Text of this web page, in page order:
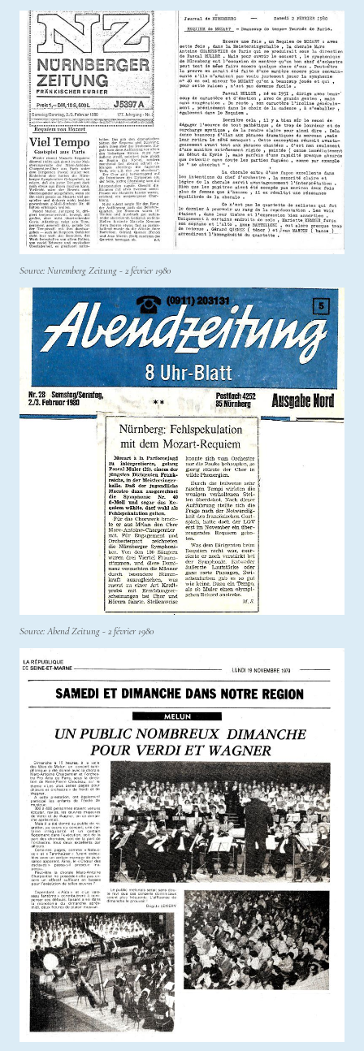
Source: Nuremberg Zeitung - 2 février 1980
Source: Abend Zeitung - 2 février 1980